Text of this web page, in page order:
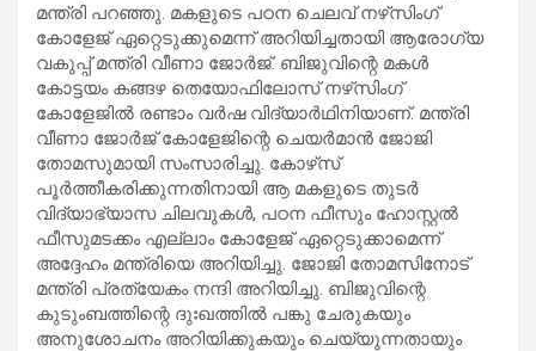
മന്ത്രി പറഞ്ഞു. മകളുടെ പഠന ചെലവ് നഴ്‌സിംഗ്
കോളേജ് ഏറ്റെടുക്കുമെന്ന് അറിയിച്ചതായി ആരോഗ്യ
വകുപ്പ് മന്ത്രി വീണാ ജോര്‍ജ്. ബിജുവിന്റെ മകള്‍
കോട്ടയം കങ്ങഴ തെയോഫിലോസ് നഴ്‌സിംഗ്
കോളേജില്‍ രണ്ടാം വര്‍ഷ വിദ്യാര്‍ഥിനിയാണ്. മന്ത്രി
വീണാ ജോര്‍ജ് കോളേജിന്റെ ചെയര്‍മാന്‍ ജോജി
തോമസുമായി സംസാരിച്ചു. കോഴ്‌സ്
പൂര്‍ത്തീകരിക്കുന്നതിനായി ആ മകളുടെ തുടര്‍
വിദ്യാഭ്യാസ ചിലവുകള്‍, പഠന ഫീസും ഹോസ്റ്റല്‍
ഫീസുമടക്കം എല്ലാം കോളേജ് ഏറ്റെടുക്കാമെന്ന്
അദ്ദേഹം മന്ത്രിയെ അറിയിച്ചു. ജോജി തോമസിനോട്
മന്ത്രി പ്രത്യേകം നന്ദി അറിയിച്ചു. ബിജുവിന്റെ
കുടുംബത്തിന്റെ ദുഃഖത്തില്‍ പങ്കു ചേരുകയും
അനുശോചനം അറിയിക്കുകയും ചെയ്യുന്നതായും